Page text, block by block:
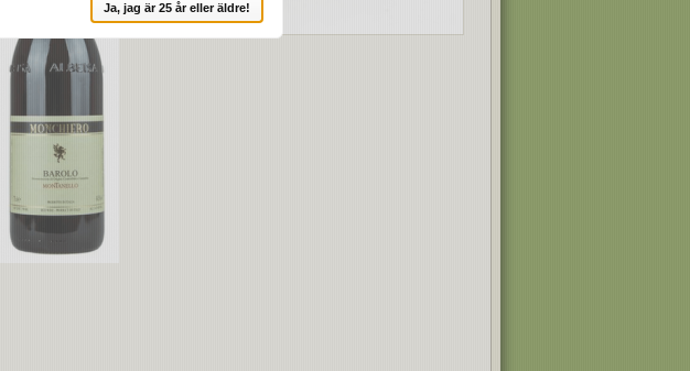
Ja, jag är 25 år eller äldre!